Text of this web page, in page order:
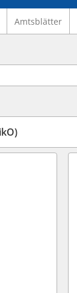
Amtsblätter